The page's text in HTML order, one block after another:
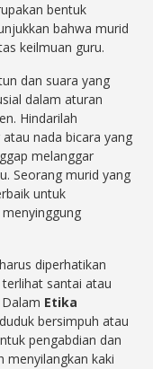
bentuk
bahwa murid
keilmuan guru.
dan suara yang
dalam aturan
Hindarilah
nada bicara yang
melanggar
Seorang murid yang
untuk
diperhatikan
santai atau
Etika
bersimpuh atau
pengabdian dan
menyilangkan kaki